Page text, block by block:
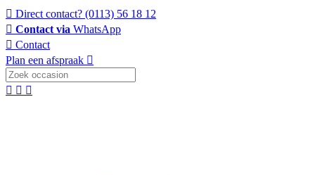
Direct contact? (0113) 56 18 12
Contact via WhatsApp
Contact
Plan een afspraak